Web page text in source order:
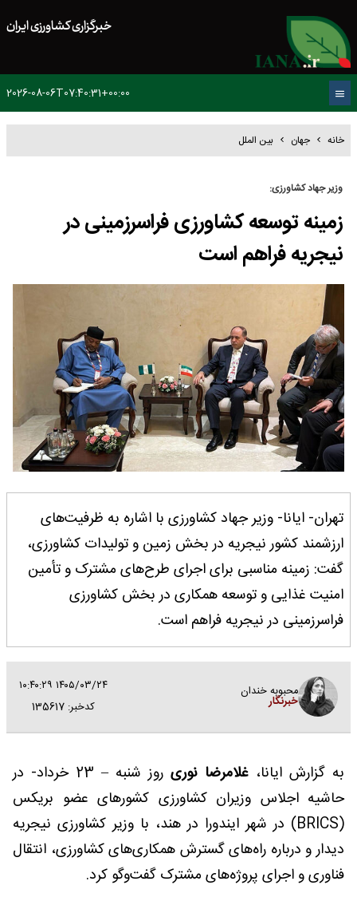
خبرگزاری کشاورزی ایران
2026-08-06T07:40:31+00:00
خانه جهان بین الملل
وزیر جهاد کشاورزی:
زمینه توسعه کشاورزی فراسرزمینی در
نیجریه فراهم است
تهران- ایانا- وزیر جهاد کشاورزی با اشاره به ظرفیت‌های
ارزشمند کشور نیجریه در بخش زمین و تولیدات کشاورزی،
گفت: زمینه مناسبی برای اجرای طرح‌های مشترک و تأمین
امنیت غذایی و توسعه همکاری در بخش کشاورزی
فراسرزمینی در نیجریه فراهم است.
محبوبه خندان
خبرنگار
۱۴۰۵/۰۳/۲۴ ۱۰:۴۰:۲۹
کدخبر: 135617
به گزارش ایانا، غلامرضا نوری
روز شنبه – 23 خرداد- در
حاشیه اجلاس وزیران کشاورزی کشورهای عضو بریکس
(BRICS) در شهر ایندورا در هند، با وزیر کشاورزی نیجریه
دیدار و درباره راه‌های گسترش همکاری‌های کشاورزی، انتقال
فناوری و اجرای پروژه‌های مشترک گفت‌وگو کرد.